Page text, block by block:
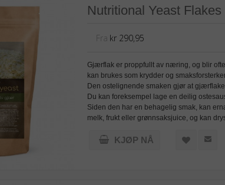
Nutritional Yeast
Fra kr 290,95
Gjærflak er proppfullt av næring, og blir
kan brukes som krydder og
Den ostelignende smaken gjør at
Du kan foreksempel lage en deilig
Siden den har en behagelig smak, kan
melk, frukt eller grønnsaksjuice, og kan
KJØP NÅ